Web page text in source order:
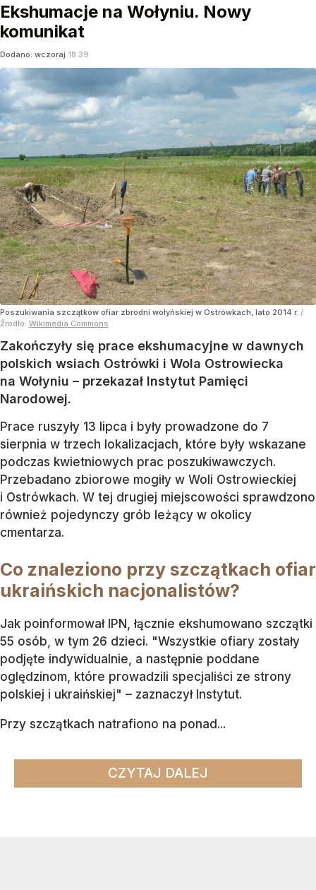
Ekshumacje na Wołyniu. Nowy
komunikat
Dodano: wczoraj 18:39
Poszukiwania szczątków ofiar zbrodni wołyńskiej w Ostrówkach, lato 2014 r. /
Źródło: Wikimedia Commons
Zakończyły się prace ekshumacyjne w dawnych
polskich wsiach Ostrówki i Wola Ostrowiecka
na Wołyniu – przekazał Instytut Pamięci
Narodowej.
Prace ruszyły 13 lipca i były prowadzone do 7
sierpnia w trzech lokalizacjach, które były wskazane
podczas kwietniowych prac poszukiwawczych.
Przebadano zbiorowe mogiły w Woli Ostrowieckiej
i Ostrówkach. W tej drugiej miejscowości sprawdzono
również pojedynczy grób leżący w okolicy
cmentarza.
Co znaleziono przy szczątkach ofiar
ukraińskich nacjonalistów?
Jak poinformował IPN, łącznie ekshumowano szczątki
55 osób, w tym 26 dzieci. "Wszystkie ofiary zostały
podjęte indywidualnie, a następnie poddane
oględzinom, które prowadzili specjaliści ze strony
polskiej i ukraińskiej" – zaznaczył Instytut.
Przy szczątkach natrafiono na ponad...
CZYTAJ DALEJ